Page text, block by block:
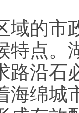
域的市
特点。
路沿石
海绵城